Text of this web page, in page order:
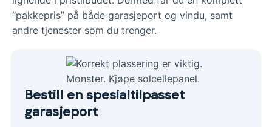
“pakkepris” på både garasjeport og vindu, samt
andre tjenester som du trenger.
Bestill en spesialtilpasset
garasjeport